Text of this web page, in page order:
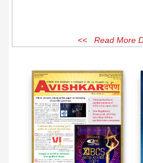
<< Read More